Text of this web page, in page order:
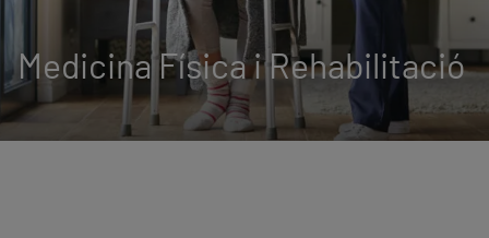
Medicina Física i Rehabilitació